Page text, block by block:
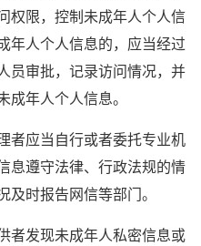
权限，控制未成年人个人信
年人个人信息的，应当经过
员审批，记录访问情况，并
年人个人信息。
应当自行或者委托专业机
息遵守法律、行政法规的情
时报告网信等部门。
发现未成年人私密信息或